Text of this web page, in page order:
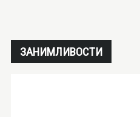
ЗАНИМЛИВОСТИ